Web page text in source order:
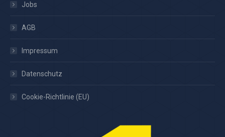
Jobs
AGB
Impressum
Datenschutz
Cookie-Richtlinie (EU)